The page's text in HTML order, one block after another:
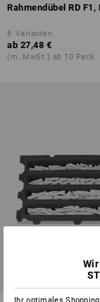
Rahmendübel RD F1,
8 Varianten
ab 27,48 €
(m. MwSt.) ab 10 Pack
Ihr optimales